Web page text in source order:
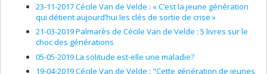
23-11-2017 Cécile Van de Velde : « C’est la jeune génération
qui détient aujourd’hui les clés de sortie de crise »
21-03-2019 Palmarès de Cécile Van de Velde : 5 livres sur le
choc des générations
05-05-2019 La solitude est-elle une maladie?
19-04-2019 Cécile Van de Velde : "Cette génération de jeunes